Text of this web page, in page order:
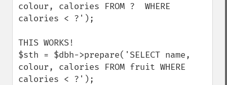
colour, calories FROM ?  WHERE
calories < ?');
THIS WORKS!
$sth = $dbh->prepare('SELECT name,
colour, calories FROM fruit WHERE
calories < ?');